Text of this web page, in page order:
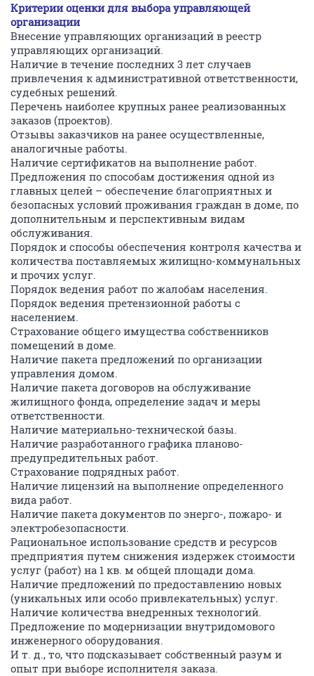
Критерии оценки для выбора управляющей
организации
Внесение управляющих организаций в реестр
управляющих организаций.
Наличие в течение последних 3 лет случаев
привлечения к административной ответственности,
судебных решений.
Перечень наиболее крупных ранее реализованных
заказов (проектов).
Отзывы заказчиков на ранее осуществленные,
аналогичные работы.
Наличие сертификатов на выполнение работ.
Предложения по способам достижения одной из
главных целей – обеспечение благоприятных и
безопасных условий проживания граждан в доме, по
дополнительным и перспективным видам
обслуживания.
Порядок и способы обеспечения контроля качества и
количества поставляемых жилищно-коммунальных
и прочих услуг.
Порядок ведения работ по жалобам населения.
Порядок ведения претензионной работы с
населением.
Страхование общего имущества собственников
помещений в доме.
Наличие пакета предложений по организации
управления домом.
Наличие пакета договоров на обслуживание
жилищного фонда, определение задач и меры
ответственности.
Наличие материально-технической базы.
Наличие разработанного графика планово-
предупредительных работ.
Страхование подрядных работ.
Наличие лицензий на выполнение определенного
вида работ.
Наличие пакета документов по энерго-, пожаро- и
электробезопасности.
Рациональное использование средств и ресурсов
предприятия путем снижения издержек стоимости
услуг (работ) на 1 кв. м общей площади дома.
Наличие предложений по предоставлению новых
(уникальных или особо привлекательных) услуг.
Наличие количества внедренных технологий.
Предложение по модернизации внутридомового
инженерного оборудования.
И т. д., то, что подсказывает собственный разум и
опыт при выборе исполнителя заказа.